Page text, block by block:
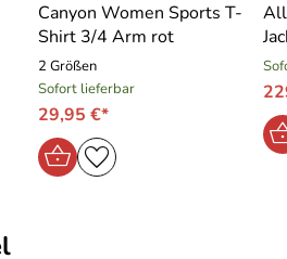
Bräunleinsberg 16 91242
Canyon Women Sports T-
Shirt 3/4 Arm rot
2 Größen
Sofort lieferbar
29,95 €*